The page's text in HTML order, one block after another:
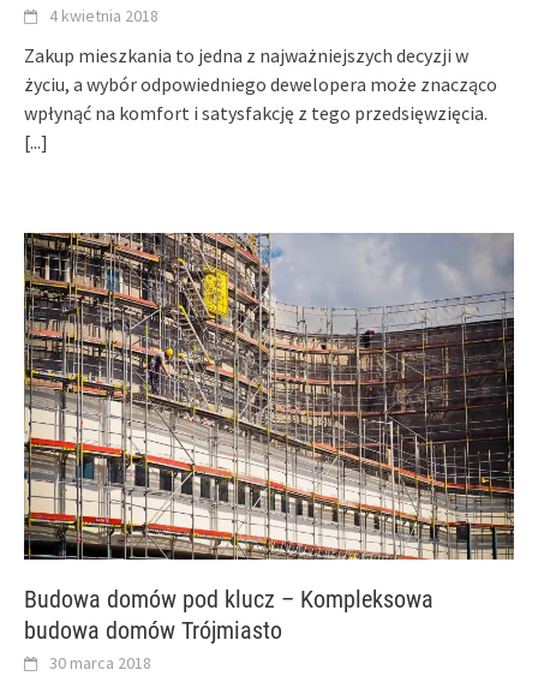
4 kwietnia 2018
Zakup mieszkania to jedna z najważniejszych decyzji w
życiu, a wybór odpowiedniego dewelopera może znacząco
wpłynąć na komfort i satysfakcję z tego przedsięwzięcia.
[...]
Budowa domów pod klucz – Kompleksowa
budowa domów Trójmiasto
30 marca 2018